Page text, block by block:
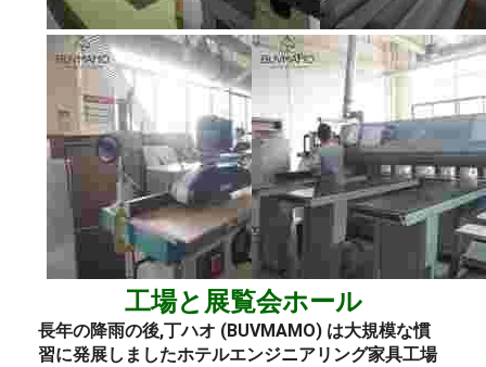
工場と展覧会ホール
長年の降雨の後,丁ハオ (BUVMAMO) は大規模な慣
習に発展しましたホテルエンジニアリング家具工場